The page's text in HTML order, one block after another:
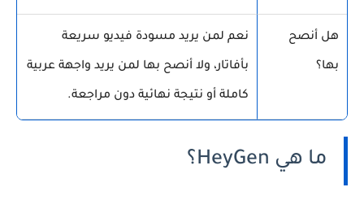
هل أنصح
بها؟
نعم لمن يريد مسودة فيديو سريعة
بأفاتار، ولا أنصح بها لمن يريد واجهة عربية
كاملة أو نتيجة نهائية دون مراجعة.
ما هي HeyGen؟